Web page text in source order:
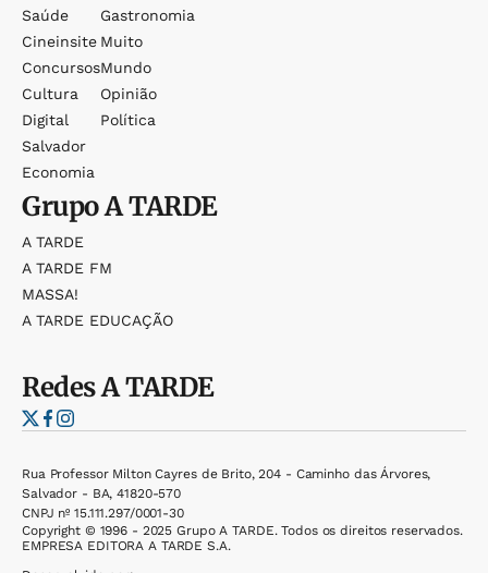
Saúde
Cineinsite
Concursos
Cultura
Digital
Salvador
Economia
Gastronomia
Muito
Mundo
Opinião
Política
GrupoA TARDE
A TARDE
A TARDE FM
MASSA!
A TARDE EDUCAÇÃO
RedesA TARDE
Rua Professor Milton Cayres de Brito, 204 - Caminho das Árvores,
Salvador - BA, 41820-570
CNPJ nº 15.111.297/0001-30
Copyright © 1996 - 2025 Grupo A TARDE. Todos os direitos reservados.
EMPRESA EDITORA A TARDE S.A.